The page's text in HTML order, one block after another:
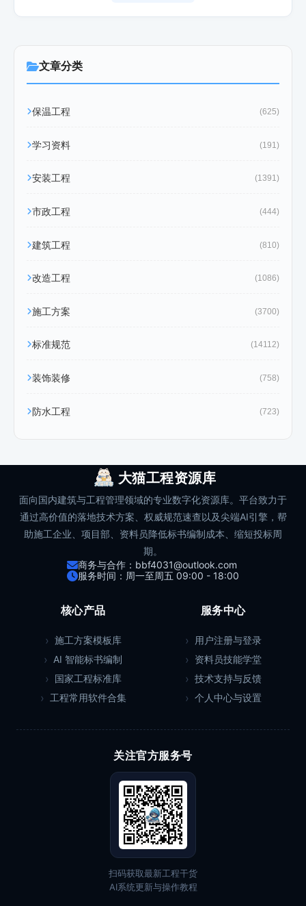
文章分类
保温工程 (625)
学习资料 (191)
安装工程 (1391)
市政工程 (444)
建筑工程 (810)
改造工程 (1086)
施工方案 (3700)
标准规范 (14112)
装饰装修 (758)
防水工程 (723)
大猫工程资源库
面向国内建筑与工程管理领域的专业数字化资源库。平台致力于
通过高价值的落地技术方案、权威规范速查以及尖端AI引擎，帮
助施工企业、项目部、资料员降低标书编制成本、缩短投标周
期。
商务与合作：bbf4031@outlook.com
服务时间：周一至周五 09:00 - 18:00
核心产品
施工方案模板库
AI 智能标书编制
国家工程标准库
工程常用软件合集
服务中心
用户注册与登录
资料员技能学堂
技术支持与反馈
个人中心与设置
关注官方服务号
扫码获取最新工程干货
AI系统更新与操作教程